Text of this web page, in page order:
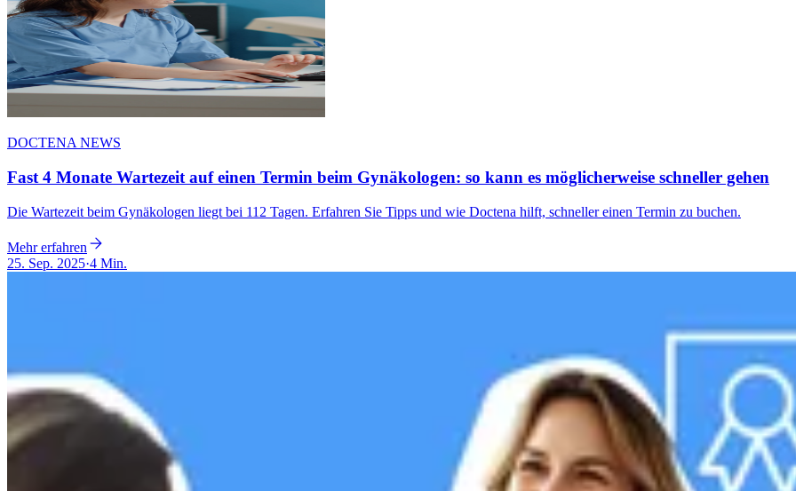
DOCTENA NEWS
Fast 4 Monate Wartezeit auf einen Termin beim Gynäkologen: so kann es möglicherweise schneller gehen
Die Wartezeit beim Gynäkologen liegt bei 112 Tagen. Erfahren Sie Tipps und wie Doctena hilft, schneller einen Termin zu buchen.
Mehr erfahren
25. Sep. 2025·4 Min.